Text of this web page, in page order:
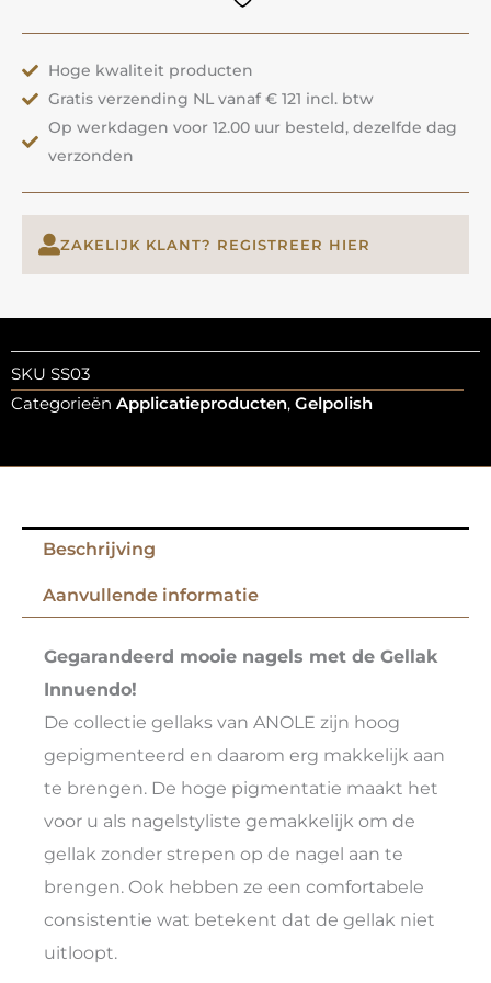
Hoge kwaliteit producten
Gratis verzending NL vanaf € 121 incl. btw
Op werkdagen voor 12.00 uur besteld, dezelfde dag
verzonden
ZAKELIJK KLANT? REGISTREER HIER
SKU SS03
Categorieën Applicatieproducten, Gelpolish
Beschrijving
Aanvullende informatie
Gegarandeerd mooie nagels met de Gellak
Innuendo!
De collectie gellaks van ANOLE zijn hoog
gepigmenteerd en daarom erg makkelijk aan
te brengen. De hoge pigmentatie maakt het
voor u als nagelstyliste gemakkelijk om de
gellak zonder strepen op de nagel aan te
brengen. Ook hebben ze een comfortabele
consistentie wat betekent dat de gellak niet
uitloopt.